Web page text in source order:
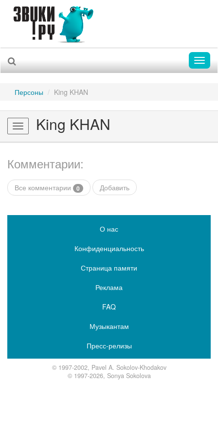
Персоны King KHAN
Toggle
navigation
King KHAN
Комментарии:
Все комментарии 0 Добавить
О нас
Конфиденциальность
Страница памяти
Реклама
FAQ
Музыкантам
Пресс-релизы
© 1997-2002, Pavel A. Sokolov-Khodakov
© 1997-2026, Sonya Sokolova